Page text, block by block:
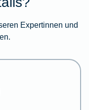
Expertinnen und